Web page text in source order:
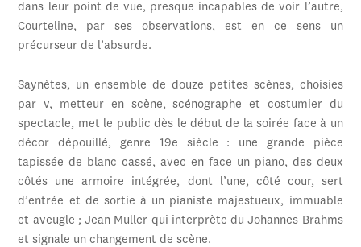
dans leur point de vue, presque incapables de voir l’autre,
Courteline, par ses observations, est en ce sens un
précurseur de l’absurde.
Saynètes, un ensemble de douze petites scènes, choisies
par v, metteur en scène, scénographe et costumier du
spectacle, met le public dès le début de la soirée face à un
décor dépouillé, genre 19e siècle : une grande pièce
tapissée de blanc cassé, avec en face un piano, des deux
côtés une armoire intégrée, dont l’une, côté cour, sert
d’entrée et de sortie à un pianiste majestueux, immuable
et aveugle ; Jean Muller qui interprète du Johannes Brahms
et signale un changement de scène.